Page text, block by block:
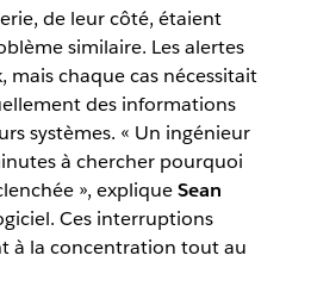
de leur côté, étaient
similaire. Les alertes
mais chaque cas nécessitait
des informations
systèmes. « Un ingénieur
à chercher pourquoi
», expliqueSean
Ces interruptions
à la concentration tout au